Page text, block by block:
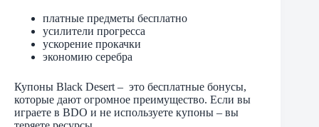
платные предметы бесплатно
усилители прогресса
ускорение прокачки
экономию серебра
Купоны Black Desert – это бесплатные бонусы,
которые дают огромное преимущество. Если вы
играете в BDO и не используете купоны – вы